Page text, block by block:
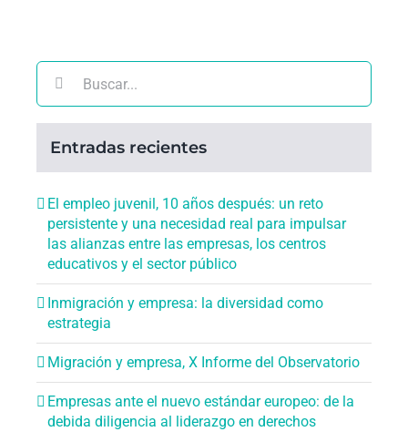
Buscar:
Entradas recientes
El empleo juvenil, 10 años después: un reto
persistente y una necesidad real para impulsar
las alianzas entre las empresas, los centros
educativos y el sector público
Inmigración y empresa: la diversidad como
estrategia
Migración y empresa, X Informe del Observatorio
Empresas ante el nuevo estándar europeo: de la
debida diligencia al liderazgo en derechos